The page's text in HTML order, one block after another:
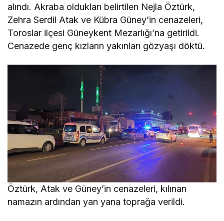
alındı. Akraba oldukları belirtilen Nejla Öztürk,
Zehra Serdil Atak ve Kübra Güney’in cenazeleri,
Toroslar ilçesi Güneykent Mezarlığı’na getirildi.
Cenazede genç kızların yakınları gözyaşı döktü.
Öztürk, Atak ve Güney’in cenazeleri, kılınan
namazın ardından yan yana toprağa verildi.